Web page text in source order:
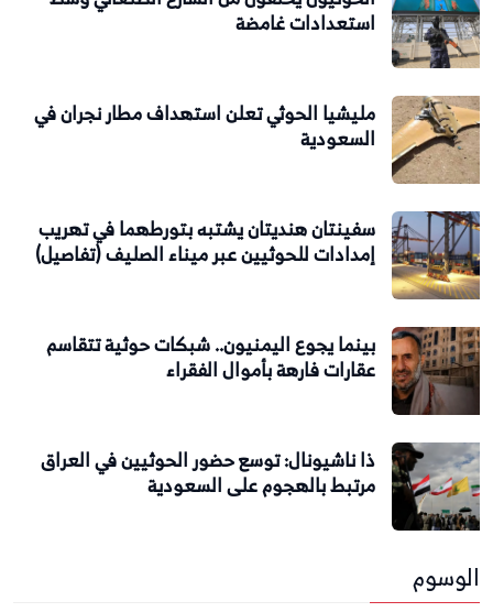
استعدادات غامضة
مليشيا الحوثي تعلن استهداف مطار نجران في
السعودية
سفينتان هنديتان يشتبه بتورطهما في تهريب
إمدادات للحوثيين عبر ميناء الصليف (تفاصيل)
بينما يجوع اليمنيون.. شبكات حوثية تتقاسم
عقارات فارهة بأموال الفقراء
ذا ناشيونال: توسع حضور الحوثيين في العراق
مرتبط بالهجوم على السعودية
الوسوم